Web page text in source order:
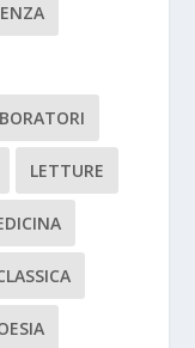
LETTURE